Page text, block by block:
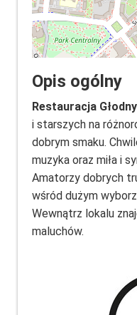
Opis ogólny
Restauracja
i starszych na
dobrym smaku.
muzyka oraz miła i
Amatorzy dobrych
wśród dużym
Wewnątrz lokalu
maluchów.